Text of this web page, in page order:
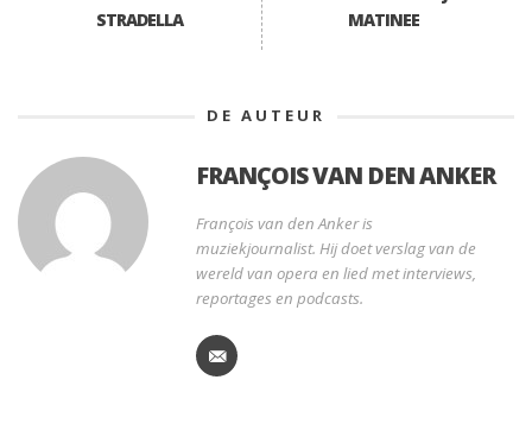
STRADELLA
MATINEE
DE AUTEUR
FRANÇOIS VAN DEN ANKER
François van den Anker is
muziekjournalist. Hij doet verslag van de
wereld van opera en lied met interviews,
reportages en podcasts.